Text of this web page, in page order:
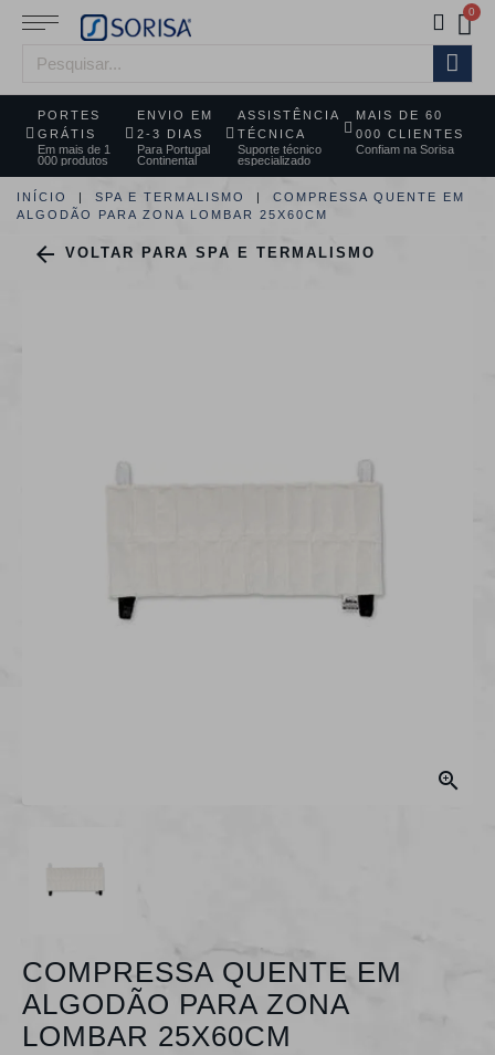
PORTES
GRÁTIS
Em mais de 1
000 produtos
ENVIO EM
2-3 DIAS
Para Portugal
Continental
ASSISTÊNCIA
TÉCNICA
Suporte técnico
especializado
MAIS DE 60
000 CLIENTES
Confiam na Sorisa
INÍCIO SPA E TERMALISMO
COMPRESSA QUENTE EM
ALGODÃO PARA ZONA LOMBAR 25X60CM
 VOLTAR PARA SPA E TERMALISMO

COMPRESSA QUENTE EM
ALGODÃO PARA ZONA
LOMBAR 25X60CM